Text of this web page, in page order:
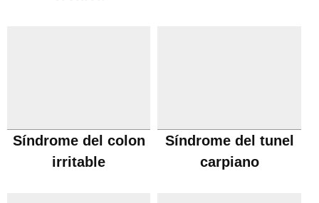
Síndrome del colon
irritable
Síndrome del tunel
carpiano